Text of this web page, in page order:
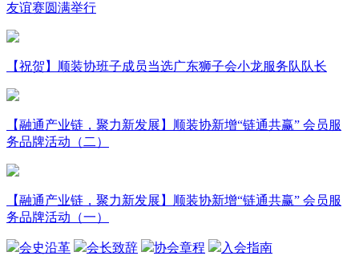
友谊赛圆满举行
【祝贺】顺装协班子成员当选广东狮子会小龙服务队队长
【融通产业链，聚力新发展】顺装协新增“链通共赢” 会员服
务品牌活动（二）
【融通产业链，聚力新发展】顺装协新增“链通共赢” 会员服
务品牌活动（一）
会史沿革 会长致辞 协会章程
入会指南